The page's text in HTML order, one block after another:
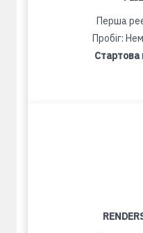
Перша
Пробіг:
Стартова